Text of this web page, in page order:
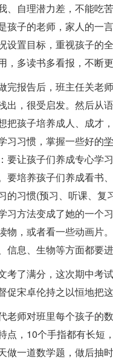
、自理潜力差，不能吃
孩子的老师，家人的一
设置目标，重视孩子的
，多读书多看报，不断
完报告后，班主任关老
出，很受启发。然后从
把孩子培养成人、成才
习习惯，掌握一些好的
要让孩子们养成专心学
要培养孩子们养成看书
的习惯(预习、听课、
习方法变成了她的一个
物，或者看一些动画片
信息、生物等方面都要
考了满分，这次期中考
促宋卓伦持之以恒地把
老师对班里每个孩子的
点，10个手指都有长短
做一道数学题，做后抽